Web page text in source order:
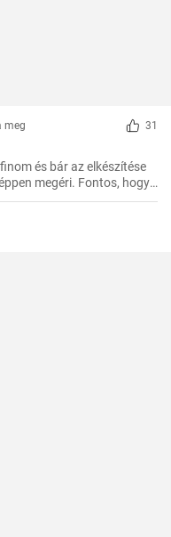
meg 31
és bár az elkészítése
megéri. Fontos, hogy
dagasztás után